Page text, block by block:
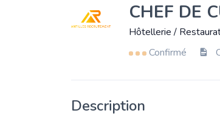
CHEF DE
Hôtellerie /
Confirmé
Description